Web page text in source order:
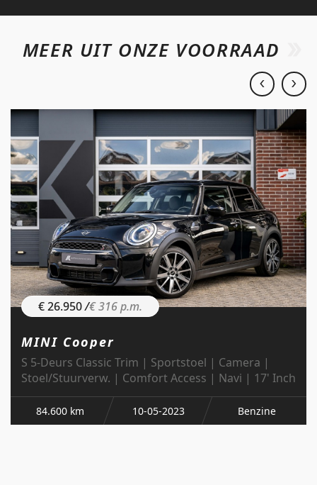
MEER UIT ONZE VOORRAAD
€ 26.950/€ 316 p.m.
MINI Cooper
S 5-Deurs Classic Trim | Sportstoel | Camera |
Stoel/Stuurverw. | Comfort Access | Navi | 17' Inch
84.600 km 10-05-2023 Benzine